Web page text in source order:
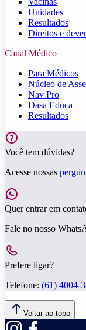
Unidades
Resultados
Direitos e
Canal Médico
Para Médicos
Núcleo de
Nav Pro
Dasa Educa
Resultados
Você tem dúvidas?
Acesse nossas
Quer entrar em
Fale no nosso
Prefere ligar?
Telefone: (61) 4004-
Voltar ao topo